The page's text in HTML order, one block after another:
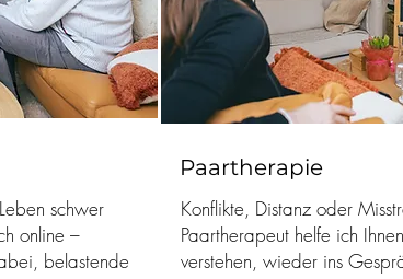
schwer
online –
belastende
Paartherapie
Konflikte, Distanz oder
Paartherapeut helfe ich
verstehen, wieder ins